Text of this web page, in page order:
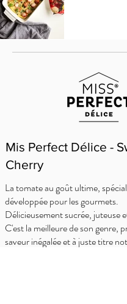
Mis Perfect Délice -
Cherry
La tomate au goût ultime,
développée pour les gourmets.
Délicieusement sucrée, juteuse
C'est la meilleure de son genre,
saveur inégalée et à juste titre